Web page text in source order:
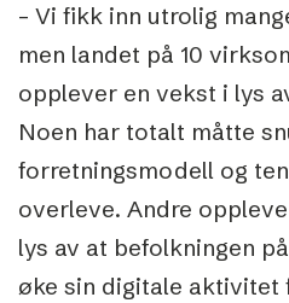
– Vi fikk inn utrolig
men landet på 10
opplever en vekst i lys
Noen har totalt måtte
forretningsmodell og
overleve. Andre
lys av at befolkningen
øke sin digitale aktivitet